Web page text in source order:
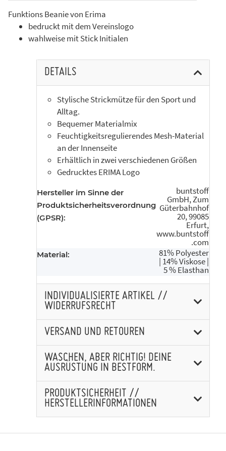
Funktions Beanie von Erima
bedruckt mit dem Vereinslogo
wahlweise mit Stick Initialen
DETAILS
Stylische Strickmütze für den Sport und
Alltag.
Bequemer Materialmix
Feuchtigkeitsregulierendes Mesh-Material
an der Innenseite
Erhältlich in zwei verschiedenen Größen
Gedrucktes ERIMA Logo
Hersteller im Sinne der
Produktsicherheitsverordnung
(GPSR):
buntstoff
GmbH, Zum
Güterbahnhof
20, 99085
Erfurt,
www.buntstoff
.com
Material: 81% Polyester
| 14% Viskose |
5 % Elasthan
INDIVIDUALISIERTE ARTIKEL //
WIDERRUFSRECHT
VERSAND UND RETOUREN
WASCHEN, ABER RICHTIG! DEINE
AUSRÜSTUNG IN BESTFORM.
PRODUKTSICHERHEIT //
HERSTELLERINFORMATIONEN